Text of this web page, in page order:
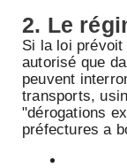
2. Le
Si la loi
autorisé que
peuvent
transports,
"dérogations
préfectures a